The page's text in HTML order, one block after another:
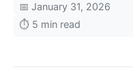
📅 January 31, 2026
⏱️ 5 min read